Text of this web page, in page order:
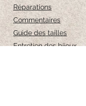
Réparations
Commentaires
Guide des tailles
Entretien des bijoux